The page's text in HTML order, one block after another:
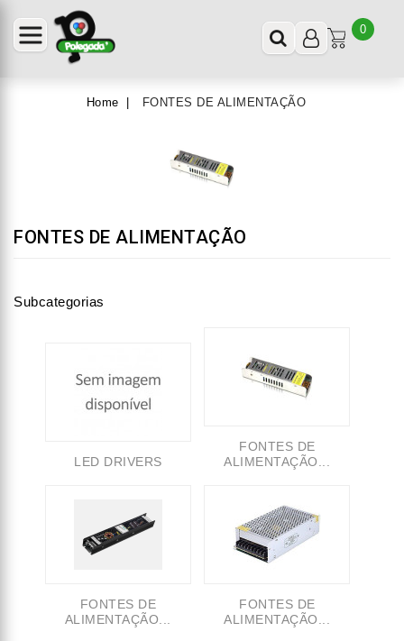
0
Home FONTES DE ALIMENTAÇÃO
FONTES DE ALIMENTAÇÃO
Subcategorias
LED DRIVERS
FONTES DE
ALIMENTAÇÃO...
FONTES DE
ALIMENTAÇÃO...
FONTES DE
ALIMENTAÇÃO...